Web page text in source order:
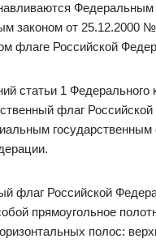
Федеральным
законом от 25.12.2000
флаге Российской
статьи 1 Федерального
флаг
флаг Российской
прямоугольное
полос: